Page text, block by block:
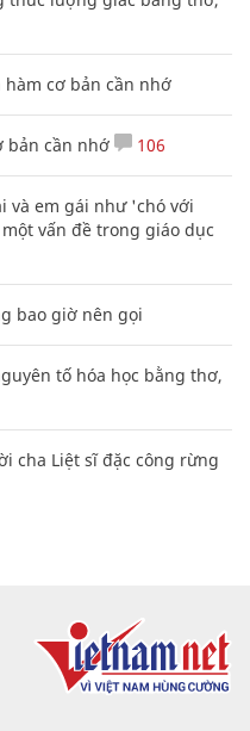
cơ bản cần nhớ
bản cần nhớ 106
và em gái như 'chó với
vấn đề trong giáo dục
bao giờ nên gọi
tố hóa học bằng thơ,
cha Liệt sĩ đặc công rừng